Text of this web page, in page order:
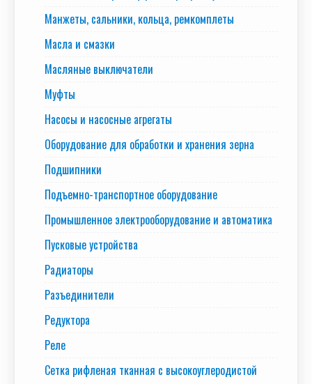
Манжеты, сальники, кольца, ремкомплеты
Масла и смазки
Масляные выключатели
Муфты
Насосы и насосные агрегаты
Оборудование для обработки и хранения зерна
Подшипники
Подъемно-транспортное оборудование
Промышленное электрооборудование и автоматика
Пусковые устройства
Радиаторы
Разъединители
Редуктора
Реле
Сетка рифленая тканная с высокоуглеродистой